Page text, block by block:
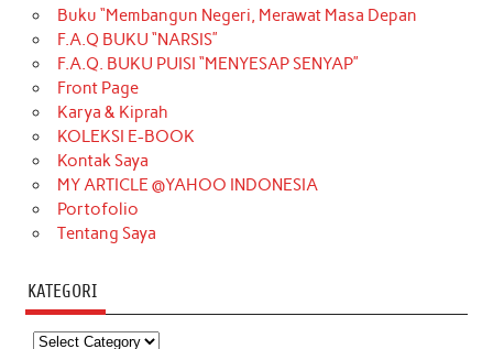
Buku “Membangun Negeri, Merawat Masa Depan
F.A.Q BUKU “NARSIS”
F.A.Q. BUKU PUISI “MENYESAP SENYAP”
Front Page
Karya & Kiprah
KOLEKSI E-BOOK
Kontak Saya
MY ARTICLE @YAHOO INDONESIA
Portofolio
Tentang Saya
KATEGORI
Kategori